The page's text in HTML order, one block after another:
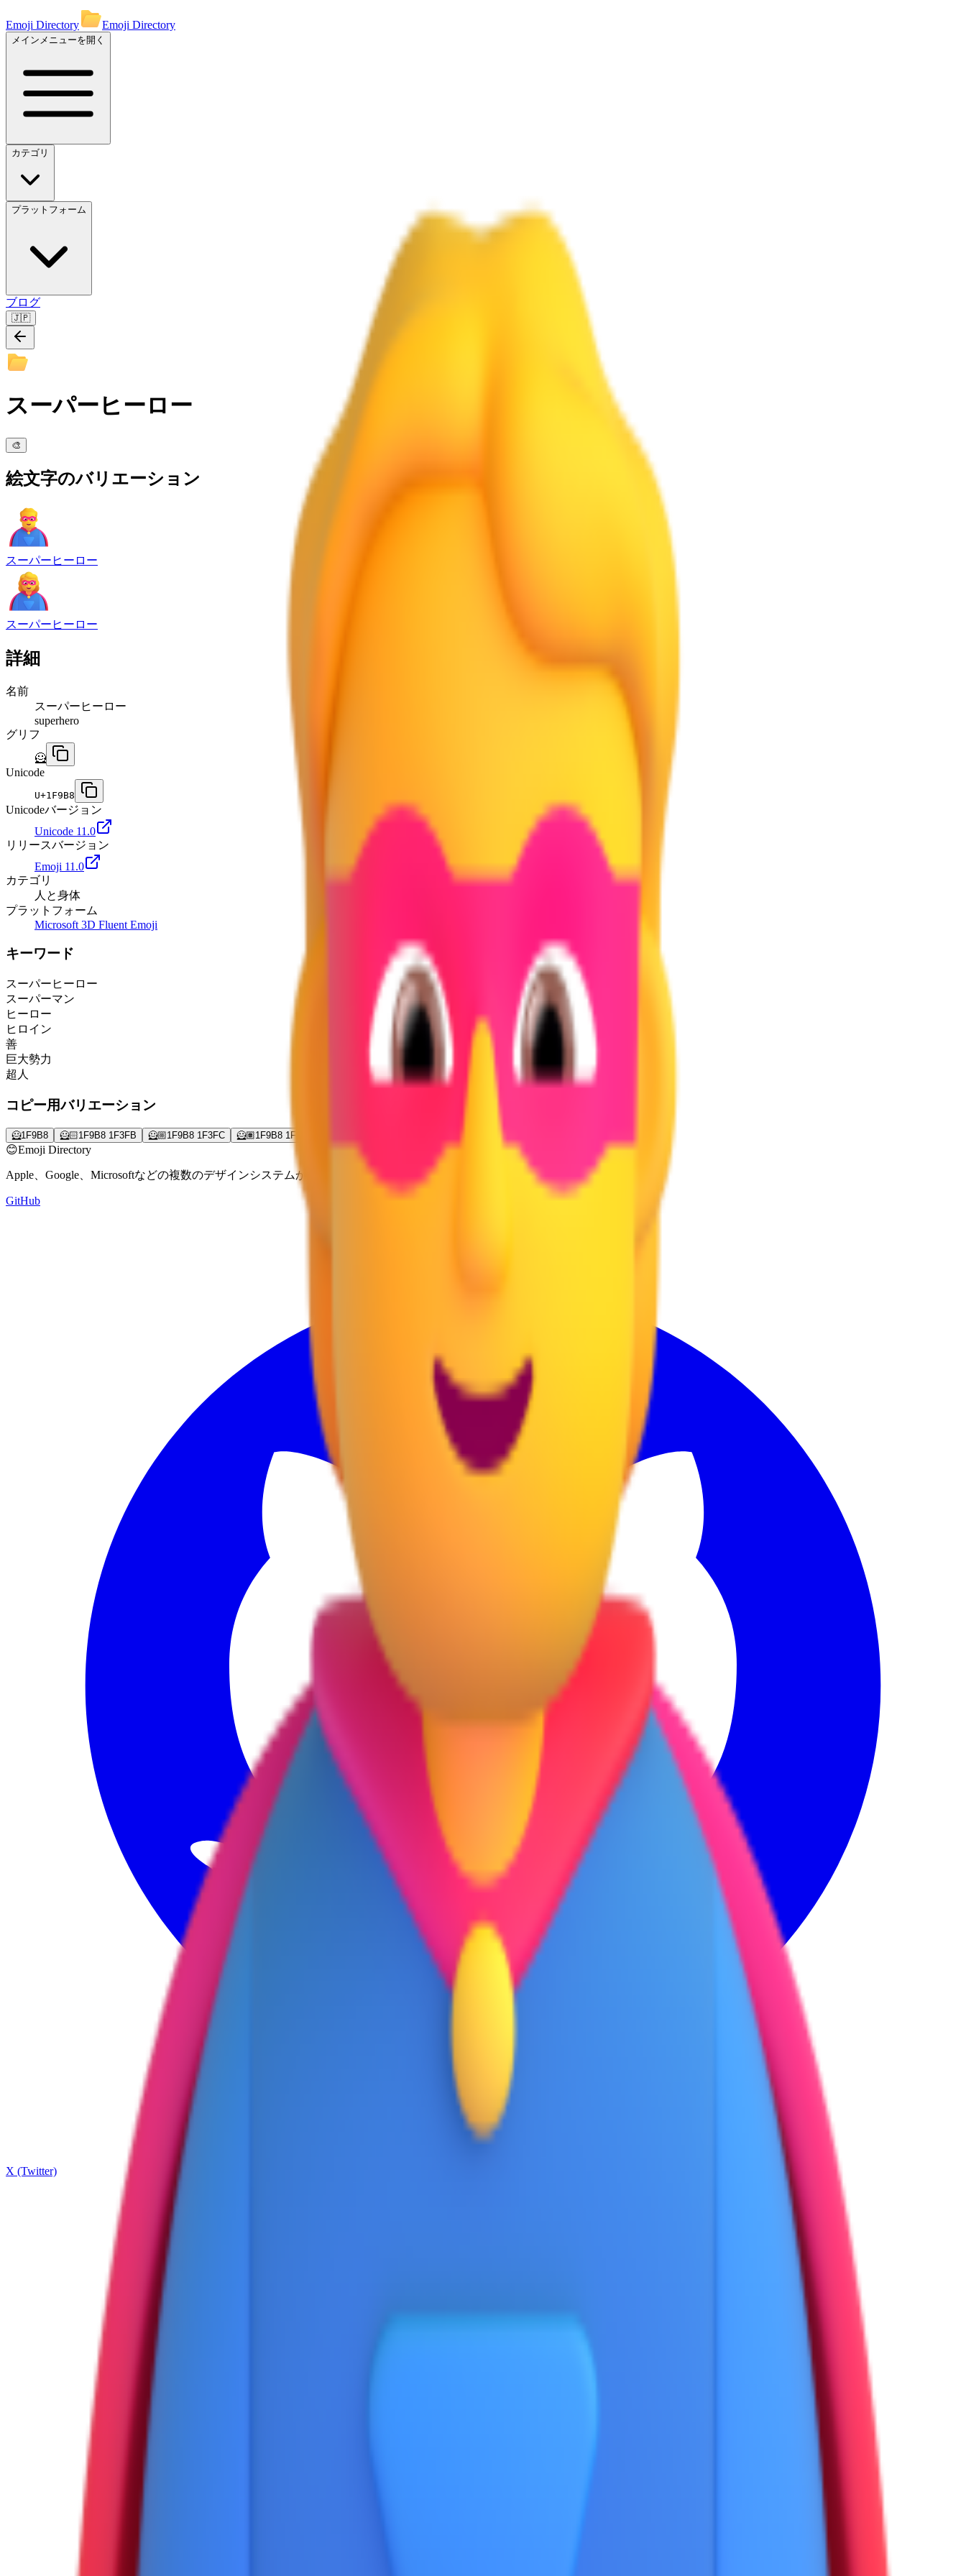
Emoji Directory Emoji Directory
メインメニューを開く
カテゴリ
プラットフォーム
ブログ
🇯🇵
スーパーヒーロー
🎨
絵文字のバリエーション
スーパーヒーロー
スーパーヒーロー
詳細
名前
スーパーヒーロー
superhero
グリフ
🦸
Unicode
U+1F9B8
Unicodeバージョン
Unicode 11.0
リリースバージョン
Emoji 11.0
カテゴリ
人と身体
プラットフォーム
Microsoft 3D Fluent Emoji
キーワード
スーパーヒーロー
スーパーマン
ヒーロー
ヒロイン
善
巨大勢力
超人
コピー用バリエーション
🦸1F9B8 🦸🏻1F9B8 1F3FB 🦸🏼1F9B8 1F3FC 🦸🏽1F9B8 1F3FD 1F9B8 1F3FF
😊Emoji Directory
Apple、Google、Microsoftなどの複数のデザインシステムから絵文字を探索してダウンロード — すべてここに。
GitHub
X (Twitter)